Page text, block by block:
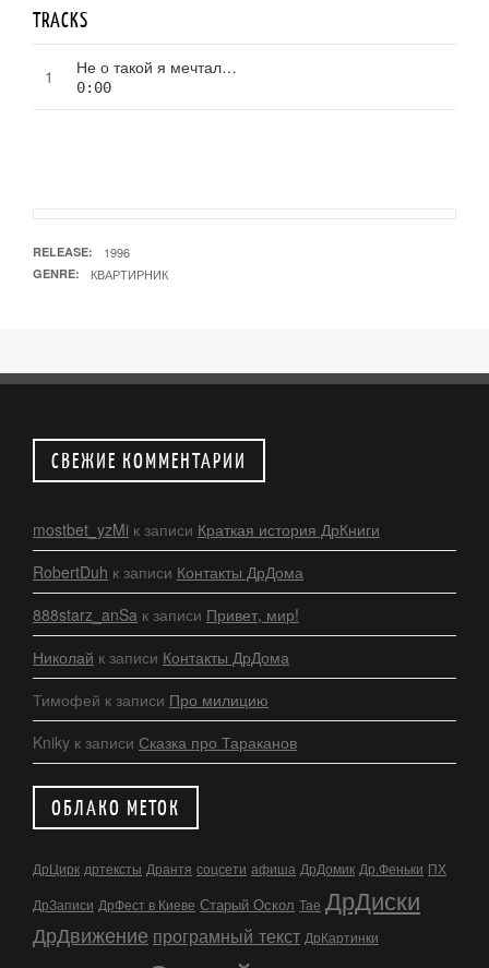
TRACKS
Не о такой я мечтал…
0:00
RELEASE 1996
GENRE КВАРТИРНИК
СВЕЖИЕ КОММЕНТАРИИ
mostbet_yzMi к записи Краткая история ДрКниги
RobertDuh к записи Контакты ДрДома
888starz_anSa к записи Привет, мир!
Николай к записи Контакты ДрДома
Тимофей к записи Про милицию
Kniky к записи Сказка про Тараканов
ОБЛАКО МЕТОК
ДрЦирк дртексты Дрантя соцсети афиша ДрДомик Др.Феньки ПХ
ДрЗаписи ДрФест в Киеве Старый Оскол Тае ДрДиски
ДрДвижение програмный текст ДрКартинки